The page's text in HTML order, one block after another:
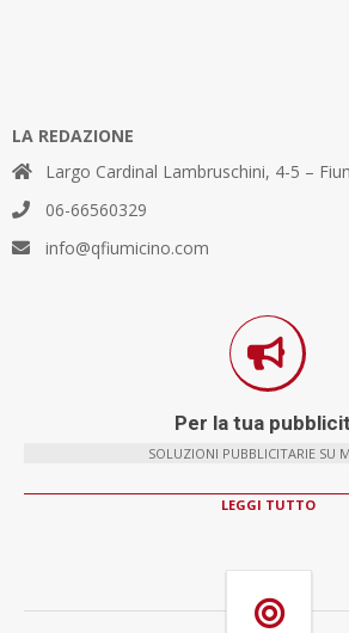
LA REDAZIONE
Largo Cardinal Lambruschini, 4-5 –
06-66560329
info@qfiumicino.com
Per la tua
SOLUZIONI PUBBLICITARIE SU
LEGGI TUTTO